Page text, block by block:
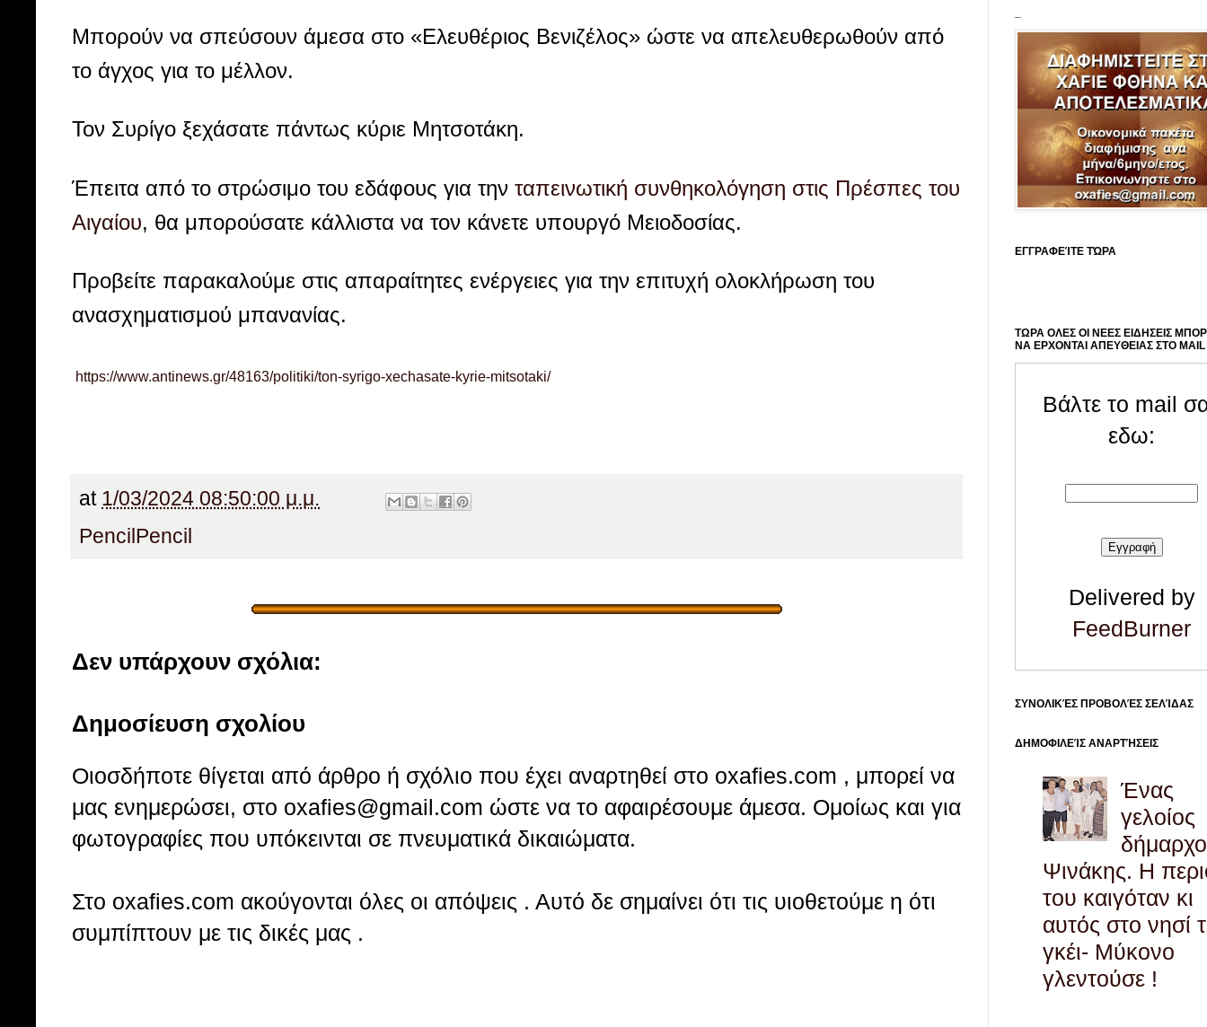
Μπορούν να σπεύσουν άμεσα στο «Ελευθέριος Βενιζέλος» ώστε να απελευθερωθούν από
το άγχος για το μέλλον.
Τον Συρίγο ξεχάσατε πάντως κύριε Μητσοτάκη.
Έπειτα από το στρώσιμο του εδάφους για την ταπεινωτική συνθηκολόγηση στις Πρέσπες του
Αιγαίου, θα μπορούσατε κάλλιστα να τον κάνετε υπουργό Μειοδοσίας.
Προβείτε παρακαλούμε στις απαραίτητες ενέργειες για την επιτυχή ολοκλήρωση του
ανασχηματισμού μπανανίας.
https://www.antinews.gr/48163/politiki/ton-syrigo-xechasate-kyrie-mitsotaki/
at 1/03/2024 08:50:00 μ.μ.
Pencil Pencil
Δεν υπάρχουν σχόλια:
Δημοσίευση σχολίου
Οιοσδήποτε θίγεται από άρθρο ή σχόλιο που έχει αναρτηθεί στο oxafies.com , μπορεί να
μας ενημερώσει, στο oxafies@gmail.com ώστε να το αφαιρέσουμε άμεσα. Ομοίως και για
φωτογραφίες που υπόκεινται σε πνευματικά δικαιώματα.
Στo oxafies.com ακούγονται όλες οι απόψεις . Αυτό δε σημαίνει ότι τις υιοθετούμε η ότι
συμπίπτουν με τις δικές μας .
ΕΓΓΡΑΦΕΊΤΕ ΤΏΡΑ
ΤΩΡΑ ΟΛΕΣ ΟΙ ΝΕΕΣ ΕΙΔΗΣΕΙΣ
ΝΑ ΕΡΧΟΝΤΑΙ ΑΠΕΥΘΕΙΑΣ ΣΤΟ
Βάλτε το mail
εδω:
Delivered by
FeedBurner
ΣΥΝΟΛΙΚΈΣ ΠΡΟΒΟΛΈΣ ΣΕΛΊΔΑΣ
ΔΗΜΟΦΙΛΕΊΣ ΑΝΑΡΤΉΣΕΙΣ
Ένας
γελοίος
Ψινάκης. Η
του καιγόταν κι
αυτός στο νησί
γκέι- Μύκονο
γλεντούσε !